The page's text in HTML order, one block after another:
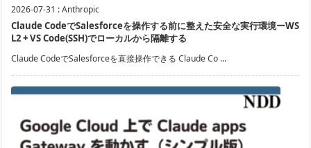
2026-07-31 :Anthropic
Claude CodeでSalesforceを操作する前に整えた安全な実行環境ーWS
L2 + VS Code(SSH)でローカルから隔離する
Claude CodeでSalesforceを直接操作できる Claude Co ...